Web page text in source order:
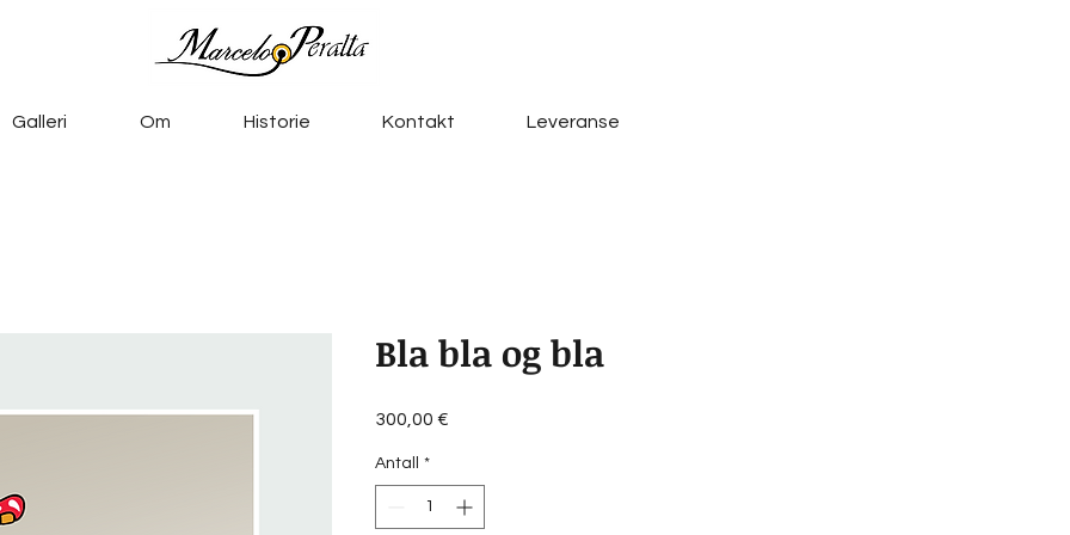
Galleri Om Historie Kontakt Leveranse
Bla bla og bla
300,00 €
Antall *